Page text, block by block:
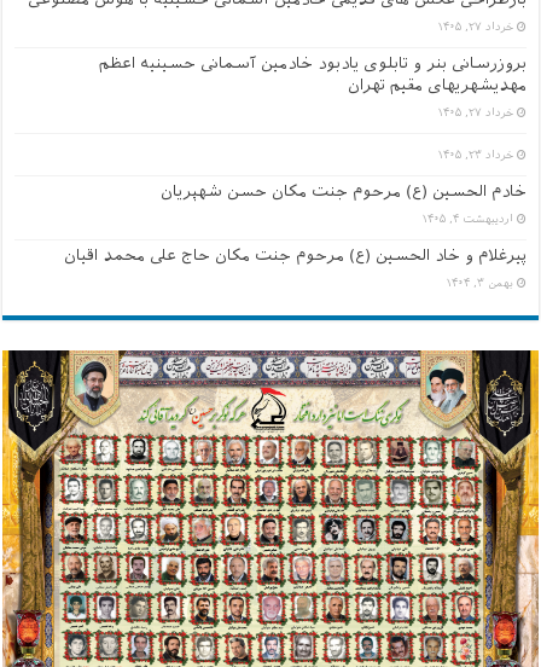
خرداد ۲۷, ۱۴۰۵
بروزرسانی بنر و تابلوی یادبود خادمین آسمانی حسینیه اعظم
مهدیشهریهای مقیم تهران
خرداد ۲۷, ۱۴۰۵
خرداد ۲۳, ۱۴۰۵
خادم الحسین (ع) مرحوم جنت مکان حسن شهپریان
اردیبهشت ۴, ۱۴۰۵
پیرغلام و خاد الحسین (ع) مرحوم جنت مکان حاج علی محمد اقیان
بهمن ۳, ۱۴۰۴